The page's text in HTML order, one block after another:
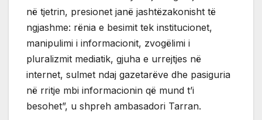
në tjetrin, presionet janë jashtëzakonisht të
ngjashme: rënia e besimit tek institucionet,
manipulimi i informacionit, zvogëlimi i
pluralizmit mediatik, gjuha e urrejtjes në
internet, sulmet ndaj gazetarëve dhe pasiguria
në rritje mbi informacionin që mund t’i
besohet”, u shpreh ambasadori Tarran.